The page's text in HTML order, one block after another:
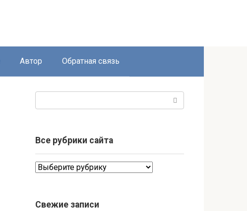
Автор Обратная связь
Все рубрики сайта
Все
Свежие записи